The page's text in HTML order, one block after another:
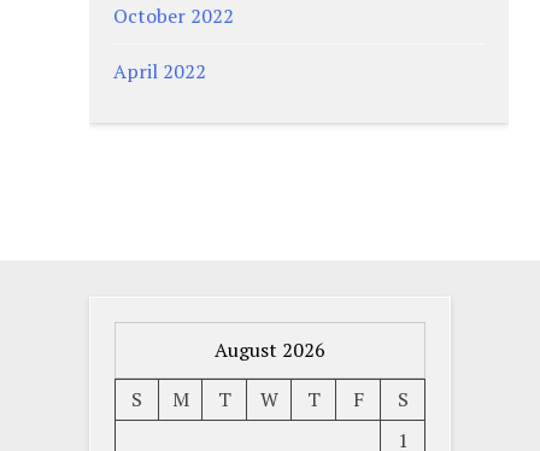
October 2022
April 2022
August 2026
S
M T W T F
S
1